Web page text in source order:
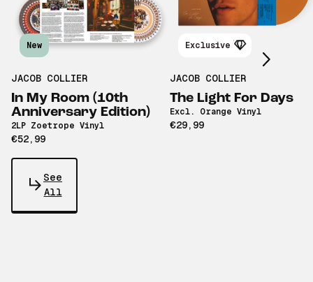
New
JACOB COLLIER
In My Room (10th
Anniversary Edition)
2LP Zoetrope Vinyl
€52,99
Exclusive
JACOB COLLIER
The Light For Days
Excl. Orange Vinyl
€29,99
Scroll right
See
All